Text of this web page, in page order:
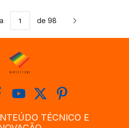
de 98
TÉCNICO E